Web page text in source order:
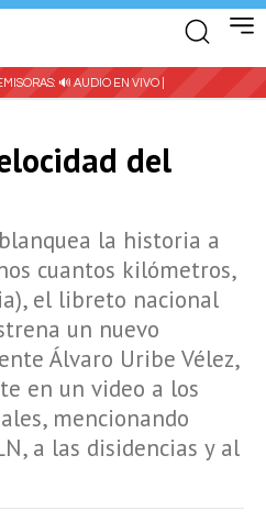
🔊 AUDIO EN VIVO |
del
la historia a
cuantos kilómetros,
el libreto nacional
un nuevo
Álvaro Uribe Vélez,
en un video a los
mencionando
a las disidencias y al